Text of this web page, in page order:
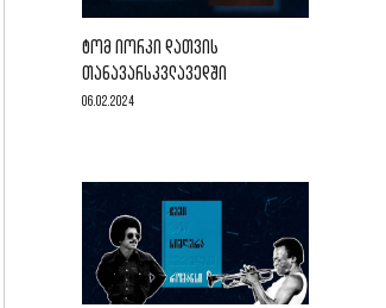
ᲢᲝᲛ ᲘᲝᲠᲙᲘ ᲓᲐᲗᲕᲘᲡ
ᲗᲐᲜᲐᲕᲐᲠᲡᲙᲕᲚᲐᲕᲔᲓᲨᲘ
06.02.2024